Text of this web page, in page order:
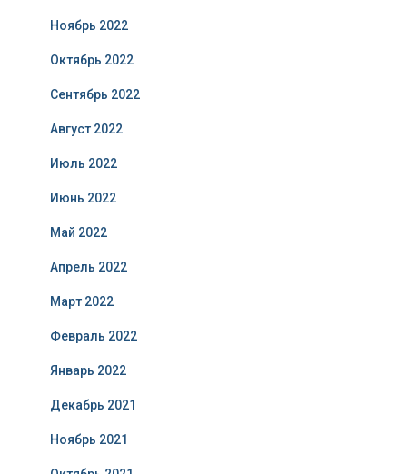
Ноябрь 2022
Октябрь 2022
Сентябрь 2022
Август 2022
Июль 2022
Июнь 2022
Май 2022
Апрель 2022
Март 2022
Февраль 2022
Январь 2022
Декабрь 2021
Ноябрь 2021